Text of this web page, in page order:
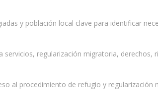
y población local clave para identificar
regularización migratoria, derechos,
al procedimiento de refugio y regularización